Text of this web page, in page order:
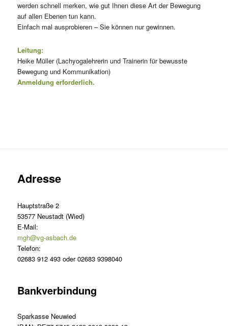
werden schnell merken, wie gut Ihnen diese Art der Bewegung
auf allen Ebenen tun kann.
Einfach mal ausprobieren – Sie können nur gewinnen.
Leitung:
Heike Müller (Lachyogalehrerin und Trainerin für bewusste
Bewegung und Kommunikation)
Anmeldung erforderlich.
Adresse
Hauptstraße 2
53577 Neustadt (Wied)
E-Mail:
mgh@vg-asbach.de
Telefon:
02683 912 493 oder 02683 9398040
Bankverbindung
Sparkasse Neuwied